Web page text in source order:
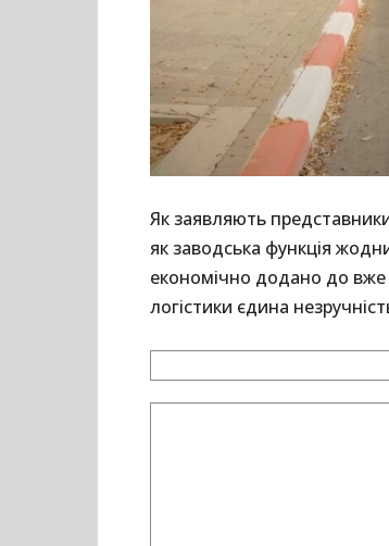
Як заявляють
як заводська функція
економічно додано до вже
логістики єдина